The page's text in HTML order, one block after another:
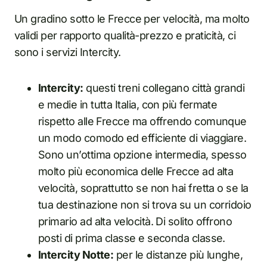
Un gradino sotto le Frecce per velocità, ma molto
validi per rapporto qualità-prezzo e praticità, ci
sono i servizi Intercity.
Intercity: questi treni collegano città grandi
e medie in tutta Italia, con più fermate
rispetto alle Frecce ma offrendo comunque
un modo comodo ed efficiente di viaggiare.
Sono un’ottima opzione intermedia, spesso
molto più economica delle Frecce ad alta
velocità, soprattutto se non hai fretta o se la
tua destinazione non si trova su un corridoio
primario ad alta velocità. Di solito offrono
posti di prima classe e seconda classe.
Intercity Notte: per le distanze più lunghe,